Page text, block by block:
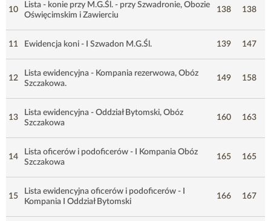
10
Lista - konie przy M.G.Śl. - przy Szwadronie, Obozie
Oświęcimskim i Zawierciu
138 138
11 Ewidencja koni - I Szwadon M.G.Śl. 139 147
12
Lista ewidencyjna - Kompania rezerwowa, Obóz
Szczakowa.
149 158
13
Lista ewidencyjna - Oddział Bytomski, Obóz
Szczakowa
160 163
14
Lista oficerów i podoficerów - I Kompania Obóz
Szczakowa
165 165
15
Lista ewidencyjna oficerów i podoficerów - I
Kompania I Oddział Bytomski
166 167